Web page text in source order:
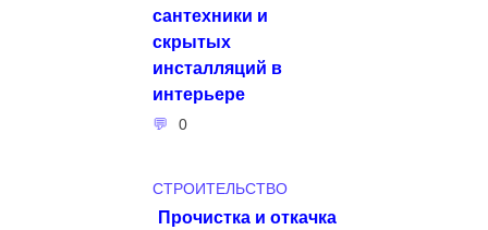
сантехники и
скрытых
инсталляций в
интерьере
0
СТРОИТЕЛЬСТВО
Прочистка и откачка